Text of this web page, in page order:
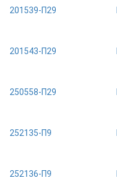
201539-П29
201543-П29
250558-П29
252135-П9
252136-П9